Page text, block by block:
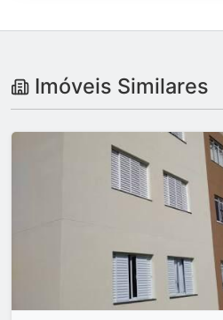
Imóveis Similares